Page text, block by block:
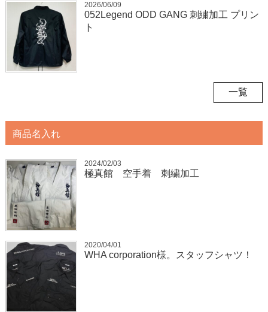
2026/06/09
052Legend ODD GANG 刺繍加工 プリン
ト
一覧
商品名入れ
2024/02/03
極真館 空手着 刺繍加工
2020/04/01
WHA corporation様。スタッフシャツ！